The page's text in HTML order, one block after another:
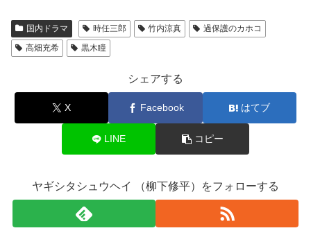
国内ドラマ 時任三郎 竹内涼真
過保護のカホコ
高畑充希
黒木瞳
シェアする
X Facebook はてブ
LINE コピー
ヤギシタシュウヘイ （柳下修平）をフォローする